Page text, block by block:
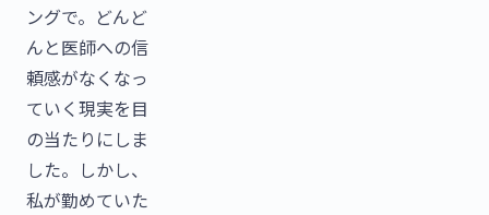
ングで。どんど
んと医師への信
頼感がなくなっ
ていく現実を目
の当たりにしま
した。しかし、
私が勤めていた